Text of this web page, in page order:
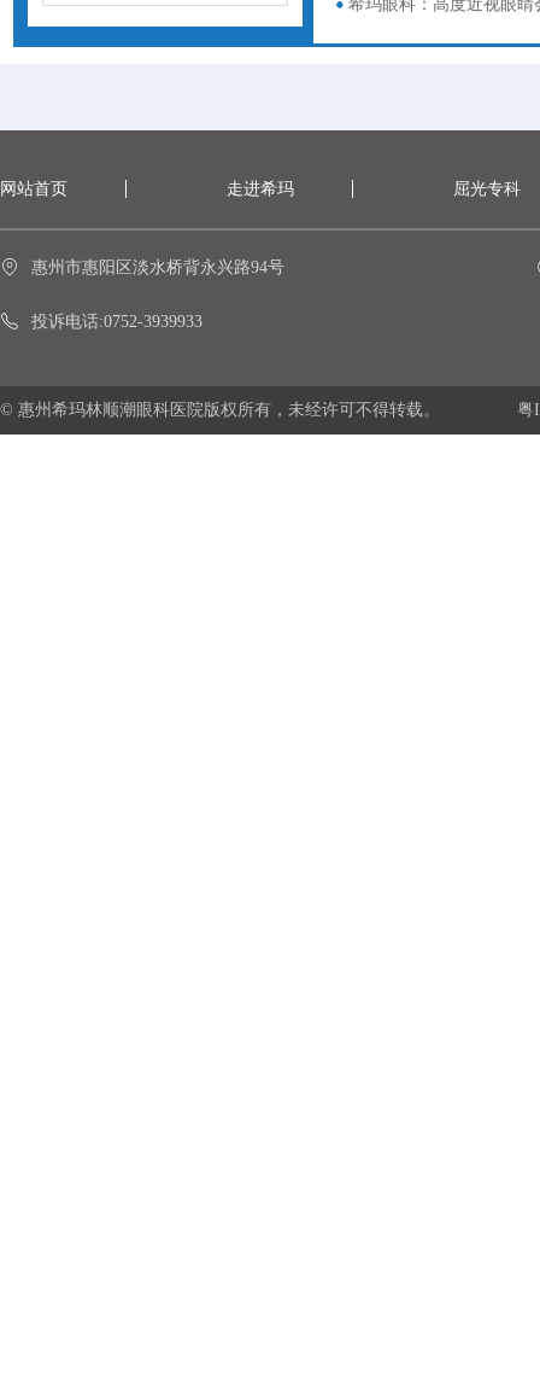
希玛眼科：高度近视眼睛
网站首页 走进希玛 屈光专科
惠州市惠阳区淡水桥背永兴路94号
投诉电话:0752-3939933
© 惠州希玛林顺潮眼科医院版权所有，未经许可不得转载。 粤